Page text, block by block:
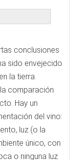
conclusiones
sido envejecido
la tierra.
comparación
Hay un
del vino:
luz (o la
único, con
o ninguna luz